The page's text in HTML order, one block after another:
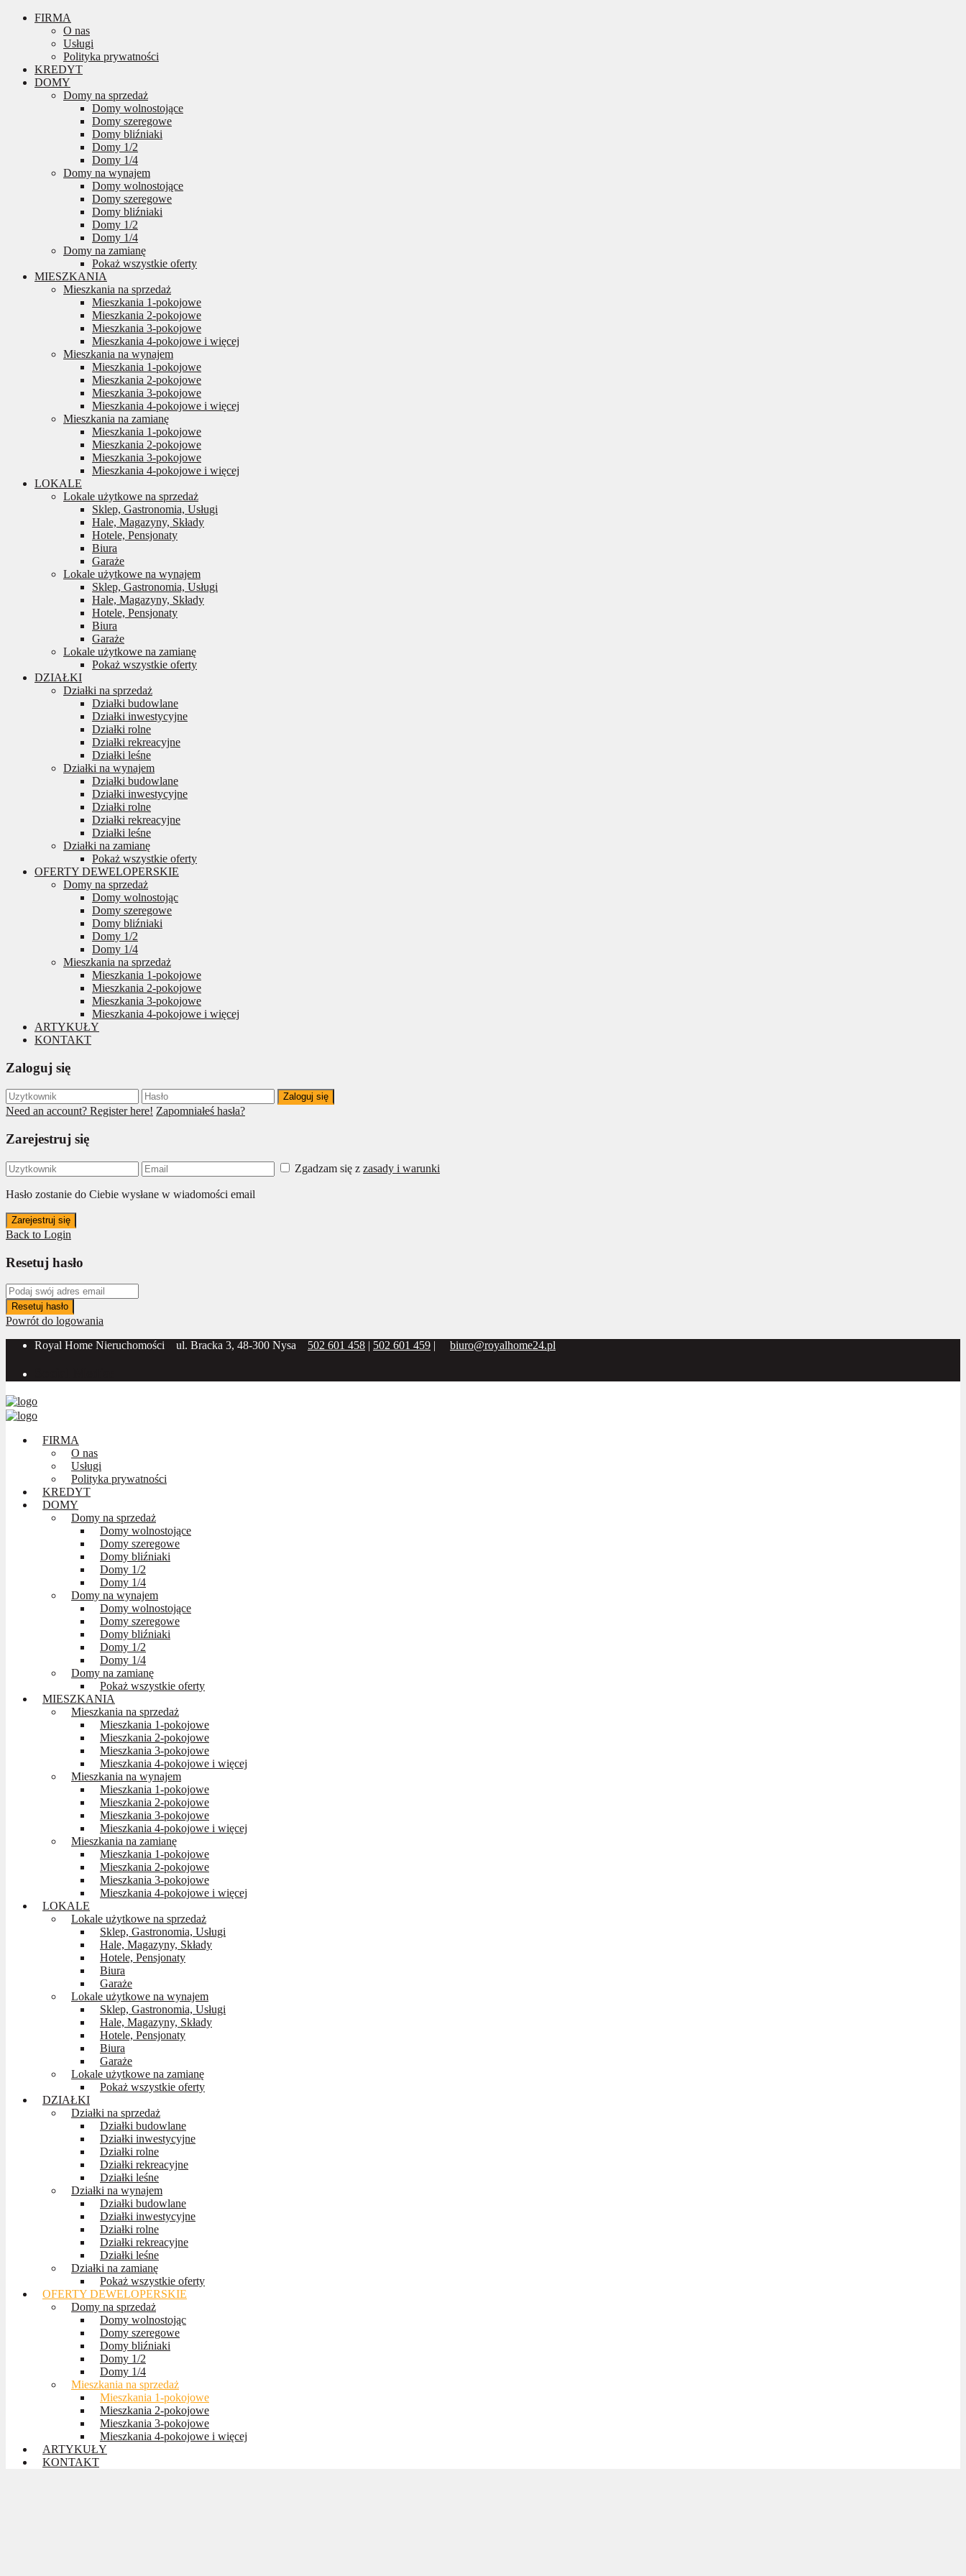
FIRMA
O nas
Usługi
Polityka prywatności
KREDYT
DOMY
Domy na sprzedaż
Domy wolnostojące
Domy szeregowe
Domy bliźniaki
Domy 1/2
Domy 1/4
Domy na wynajem
Domy wolnostojące
Domy szeregowe
Domy bliźniaki
Domy 1/2
Domy 1/4
Domy na zamianę
Pokaż wszystkie oferty
MIESZKANIA
Mieszkania na sprzedaż
Mieszkania 1-pokojowe
Mieszkania 2-pokojowe
Mieszkania 3-pokojowe
Mieszkania 4-pokojowe i więcej
Mieszkania na wynajem
Mieszkania 1-pokojowe
Mieszkania 2-pokojowe
Mieszkania 3-pokojowe
Mieszkania 4-pokojowe i więcej
Mieszkania na zamianę
Mieszkania 1-pokojowe
Mieszkania 2-pokojowe
Mieszkania 3-pokojowe
Mieszkania 4-pokojowe i więcej
LOKALE
Lokale użytkowe na sprzedaż
Sklep, Gastronomia, Usługi
Hale, Magazyny, Składy
Hotele, Pensjonaty
Biura
Garaże
Lokale użytkowe na wynajem
Sklep, Gastronomia, Usługi
Hale, Magazyny, Składy
Hotele, Pensjonaty
Biura
Garaże
Lokale użytkowe na zamianę
Pokaż wszystkie oferty
DZIAŁKI
Działki na sprzedaż
Działki budowlane
Działki inwestycyjne
Działki rolne
Działki rekreacyjne
Działki leśne
Działki na wynajem
Działki budowlane
Działki inwestycyjne
Działki rolne
Działki rekreacyjne
Działki leśne
Działki na zamianę
Pokaż wszystkie oferty
OFERTY DEWELOPERSKIE
Domy na sprzedaż
Domy wolnostojąc
Domy szeregowe
Domy bliźniaki
Domy 1/2
Domy 1/4
Mieszkania na sprzedaż
Mieszkania 1-pokojowe
Mieszkania 2-pokojowe
Mieszkania 3-pokojowe
Mieszkania 4-pokojowe i więcej
ARTYKUŁY
KONTAKT
Zaloguj się
Zaloguj się
Need an account? Register here! Zapomniałeś hasła?
Zarejestruj się
Zgadzam się z zasady i warunki
Hasło zostanie do Ciebie wysłane w wiadomości email
Zarejestruj się
Back to Login
Resetuj hasło
Resetuj hasło
Powrót do logowania
Royal Home Nieruchomości
ul. Bracka 3, 48-300 Nysa 502 601 458 | 502 601 459 | biuro@royalhome24.pl
FIRMA
O nas
Usługi
Polityka prywatności
KREDYT
DOMY
Domy na sprzedaż
Domy wolnostojące
Domy szeregowe
Domy bliźniaki
Domy 1/2
Domy 1/4
Domy na wynajem
Domy wolnostojące
Domy szeregowe
Domy bliźniaki
Domy 1/2
Domy 1/4
Domy na zamianę
Pokaż wszystkie oferty
MIESZKANIA
Mieszkania na sprzedaż
Mieszkania 1-pokojowe
Mieszkania 2-pokojowe
Mieszkania 3-pokojowe
Mieszkania 4-pokojowe i więcej
Mieszkania na wynajem
Mieszkania 1-pokojowe
Mieszkania 2-pokojowe
Mieszkania 3-pokojowe
Mieszkania 4-pokojowe i więcej
Mieszkania na zamianę
Mieszkania 1-pokojowe
Mieszkania 2-pokojowe
Mieszkania 3-pokojowe
Mieszkania 4-pokojowe i więcej
LOKALE
Lokale użytkowe na sprzedaż
Sklep, Gastronomia, Usługi
Hale, Magazyny, Składy
Hotele, Pensjonaty
Biura
Garaże
Lokale użytkowe na wynajem
Sklep, Gastronomia, Usługi
Hale, Magazyny, Składy
Hotele, Pensjonaty
Biura
Garaże
Lokale użytkowe na zamianę
Pokaż wszystkie oferty
DZIAŁKI
Działki na sprzedaż
Działki budowlane
Działki inwestycyjne
Działki rolne
Działki rekreacyjne
Działki leśne
Działki na wynajem
Działki budowlane
Działki inwestycyjne
Działki rolne
Działki rekreacyjne
Działki leśne
Działki na zamianę
Pokaż wszystkie oferty
OFERTY DEWELOPERSKIE
Domy na sprzedaż
Domy wolnostojąc
Domy szeregowe
Domy bliźniaki
Domy 1/2
Domy 1/4
Mieszkania na sprzedaż
Mieszkania 1-pokojowe
Mieszkania 2-pokojowe
Mieszkania 3-pokojowe
Mieszkania 4-pokojowe i więcej
ARTYKUŁY
KONTAKT